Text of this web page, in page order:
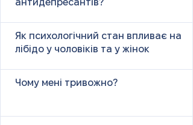
антидепресантів?
Як психологічний стан впливає на
лібідо у чоловіків та у жінок
Чому мені тривожно?